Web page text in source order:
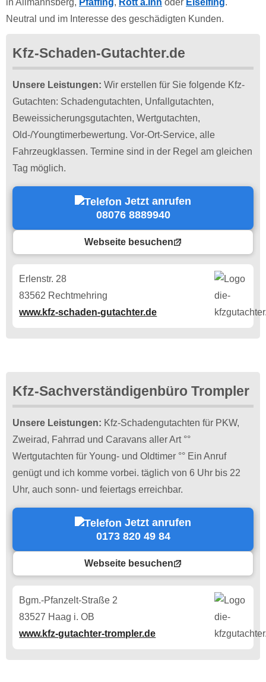
in Allmannsberg, Pfaffing, Rott a.Inn oder Eiselfing.
Neutral und im Interesse des geschädigten Kunden.
Kfz-Schaden-Gutachter.de
Unsere Leistungen: Wir erstellen für Sie folgende Kfz-
Gutachten: Schadengutachten, Unfallgutachten,
Beweissicherungsgutachten, Wertgutachten,
Old-/Youngtimerbewertung. Vor-Ort-Service, alle
Fahrzeugklassen. Termine sind in der Regel am gleichen
Tag möglich.
Jetzt anrufen
08076 8889940
Webseite besuchen
Erlenstr. 28
83562 Rechtmehring
www.kfz-schaden-gutachter.de
Kfz-Sachverständigenbüro Trompler
Unsere Leistungen: Kfz-Schadengutachten für PKW,
Zweirad, Fahrrad und Caravans aller Art °°
Wertgutachten für Young- und Oldtimer °° Ein Anruf
genügt und ich komme vorbei. täglich von 6 Uhr bis 22
Uhr, auch sonn- und feiertags erreichbar.
Jetzt anrufen
0173 820 49 84
Webseite besuchen
Bgm.-Pfanzelt-Straße 2
83527 Haag i. OB
www.kfz-gutachter-trompler.de